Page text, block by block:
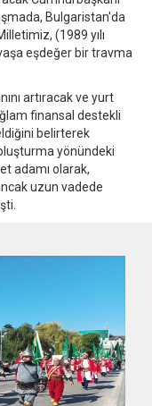
Bulgaristan'da
(1989 yılı
eşdeğer bir travma
artıracak ve yurt
finansal destekli
belirterek
yönündeki
adamı olarak,
uzun vadede